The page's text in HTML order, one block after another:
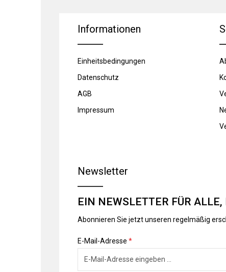
Informationen
Einheitsbedingungen
Datenschutz
AGB
Impressum
Newsletter
EIN NEWSLETTER FÜR
Abonnieren Sie jetzt unseren regelmäßig
E-Mail-Adresse *